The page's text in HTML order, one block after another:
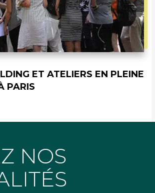
ET ATELIERS EN PLEINE
PARIS
NOS